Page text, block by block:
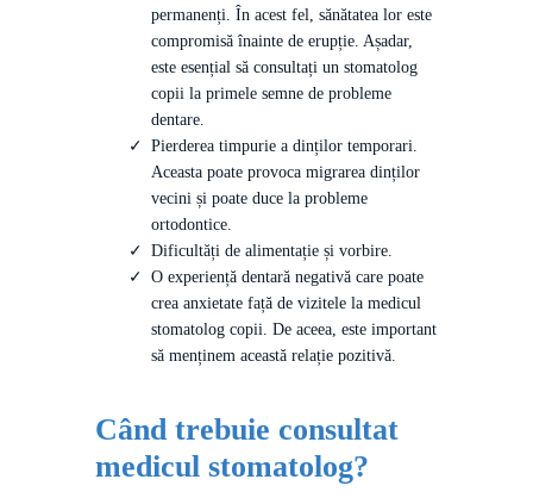
permanenți. În acest fel, sănătatea lor este
compromisă înainte de erupție. Așadar,
este esențial să consultați un stomatolog
copii la primele semne de probleme
dentare.
Pierderea timpurie a dinților temporari.
Aceasta poate provoca migrarea dinților
vecini și poate duce la probleme
ortodontice.
Dificultăți de alimentație și vorbire.
O experiență dentară negativă care poate
crea anxietate față de vizitele la medicul
stomatolog copii. De aceea, este important
să menținem această relație pozitivă.
Când trebuie consultat
medicul stomatolog?